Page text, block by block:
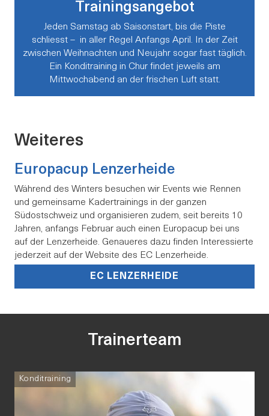
Trainingsangebot
Jeden Samstag ab Saisonstart, bis die Piste
schliesst – in aller Regel Anfangs April. In der Zeit
zwischen Weihnachten und Neujahr sogar fast täglich.
Ein Konditraining in Chur findet jeweils am
Mittwochabend an der frischen Luft statt.
Weiteres
Europacup Lenzerheide
Während des Winters besuchen wir Events wie Rennen
und gemeinsame Kadertrainings in der ganzen
Südostschweiz und organisieren zudem, seit bereits 10
Jahren, anfangs Februar auch einen Europacup bei uns
auf der Lenzerheide. Genaueres dazu finden Interessierte
jederzeit auf der Website des EC Lenzerheide.
EC LENZERHEIDE
Trainerteam
Konditraining